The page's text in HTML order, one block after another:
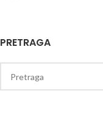
PRETRAGA